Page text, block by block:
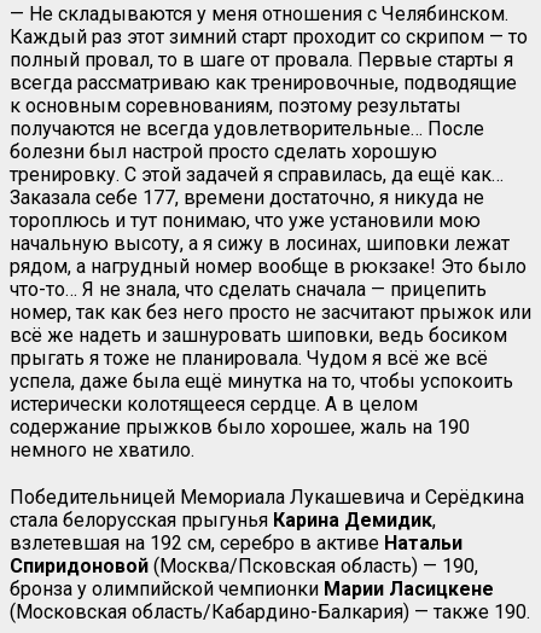
— Не складываются у меня отношения с Челябинском.
Каждый раз этот зимний старт проходит со скрипом — то
полный провал, то в шаге от провала. Первые старты я
всегда рассматриваю как тренировочные, подводящие
к основным соревнованиям, поэтому результаты
получаются не всегда удовлетворительные… После
болезни был настрой просто сделать хорошую
тренировку. С этой задачей я справилась, да ещё как…
Заказала себе 177, времени достаточно, я никуда не
тороплюсь и тут понимаю, что уже установили мою
начальную высоту, а я сижу в лосинах, шиповки лежат
рядом, а нагрудный номер вообще в рюкзаке! Это было
что-то… Я не знала, что сделать сначала — прицепить
номер, так как без него просто не засчитают прыжок или
всё же надеть и зашнуровать шиповки, ведь босиком
прыгать я тоже не планировала. Чудом я всё же всё
успела, даже была ещё минутка на то, чтобы успокоить
истерически колотящееся сердце. А в целом
содержание прыжков было хорошее, жаль на 190
немного не хватило.
Победительницей Мемориала Лукашевича и Серёдкина
стала белорусская прыгунья Карина Демидик,
взлетевшая на 192 см, серебро в активе Натальи
Спиридоновой (Москва/Псковская область) — 190,
бронза у олимпийской чемпионки Марии Ласицкене
(Московская область/Кабардино-Балкария) — также 190.